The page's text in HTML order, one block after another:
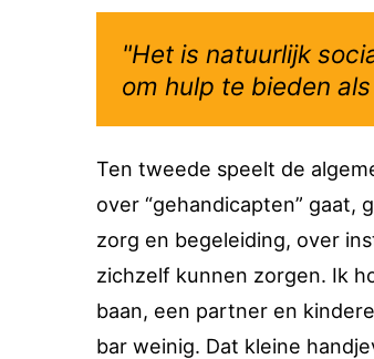
"Het is natuurlijk
om hulp te bieden
Ten tweede speelt de
over “gehandicapten”
zorg en begeleiding, over
zichzelf kunnen zorgen. Ik
baan, een partner en
bar weinig. Dat kleine